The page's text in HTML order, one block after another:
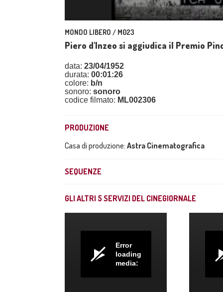
MONDO LIBERO / M023
Piero d'Inzeo si aggiudica il Premio
data: 23/04/1952
durata: 00:01:26
colore: b/n
sonoro: sonoro
codice filmato: ML002306
PRODUZIONE
Casa di produzione: Astra Cinematografica
SEQUENZE
GLI ALTRI 5 SERVIZI DEL CINEGIORNALE
Error
loading
media: